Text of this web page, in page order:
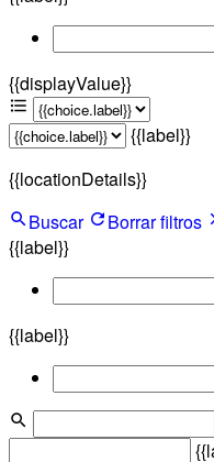
{{displayValue}}
{{label}}
{{locationDetails}}
Buscar
Borrar filtros
{{label}}
{{label}}